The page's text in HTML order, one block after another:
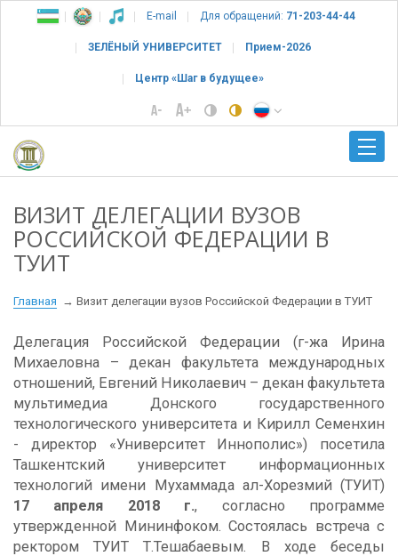
E-mail Для обращений: 71-203-44-44
ЗЕЛЁНЫЙ УНИВЕРСИТЕТ Прием-2026
Центр «Шаг в будущее»
ВИЗИТ ДЕЛЕГАЦИИ ВУЗОВ
РОССИЙСКОЙ ФЕДЕРАЦИИ В
ТУИТ
Главная Визит делегации вузов Российской Федерации в ТУИТ
Делегация Российской Федерации (г-жа Ирина
Михаеловна – декан факультета международных
отношений, Евгений Николаевич – декан факультета
мультимедиа Донского государственного
технологического университета и Кирилл Семенхин
- директор «Университет Иннополис») посетила
Ташкентский университет информационных
технологий имени Мухаммада ал-Хорезмий (ТУИТ)
17 апреля 2018 г., согласно программе
утвержденной Мининфоком. Состоялась встреча с
ректором ТУИТ Т.Тешабаевым. В ходе беседы